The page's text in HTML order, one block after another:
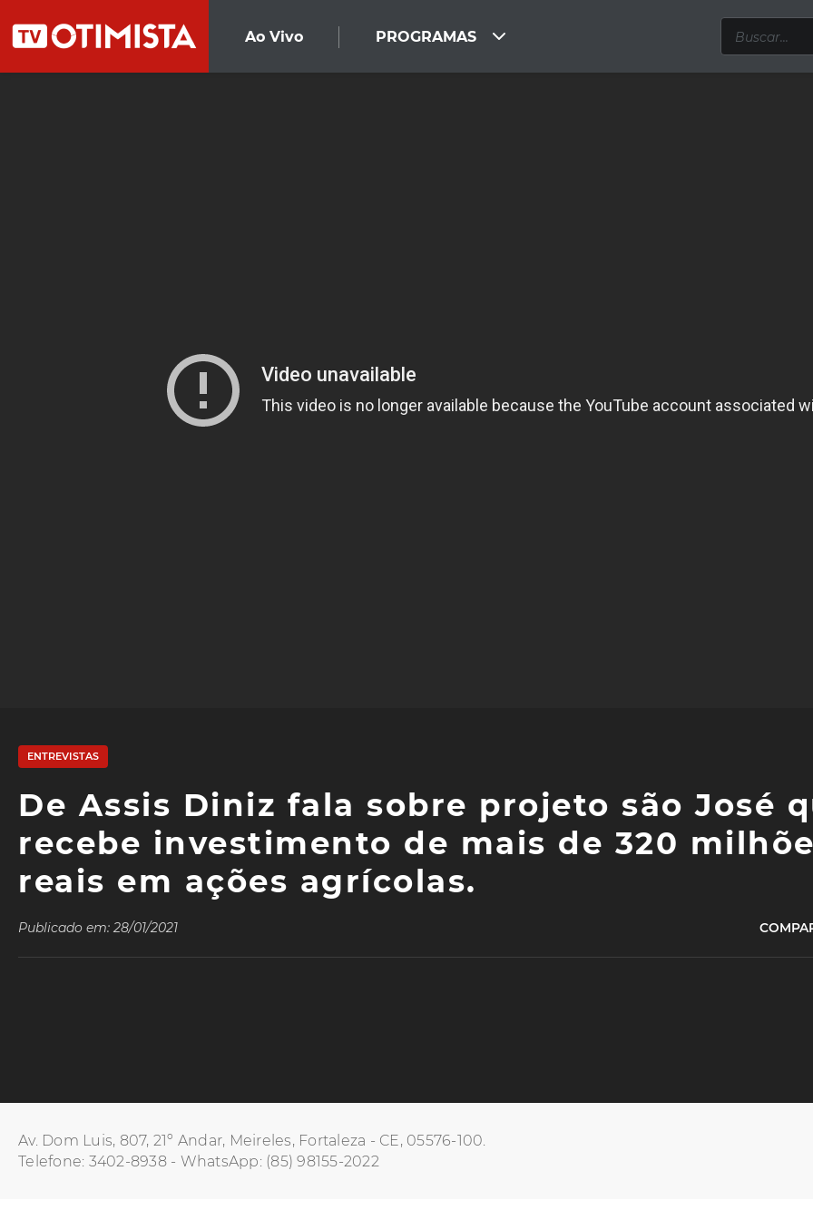
Ao Vivo PROGRAMAS
ENTREVISTAS
De Assis Diniz fala sobre projeto são José
recebe investimento de mais de 320
reais em ações agrícolas.
Publicado em: 28/01/2021
Av. Dom Luis, 807, 21º Andar, Meireles, Fortaleza - CE, 05576-100.
Telefone: 3402-8938 - WhatsApp: (85) 98155-2022